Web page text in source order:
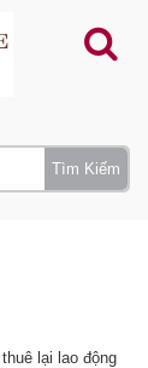
Tìm Kiếm
lại lao động